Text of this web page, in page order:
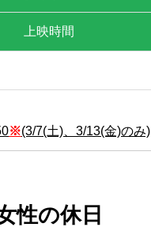
上映時間
※(3/7(土)、3/13(金)のみ)
性の休日